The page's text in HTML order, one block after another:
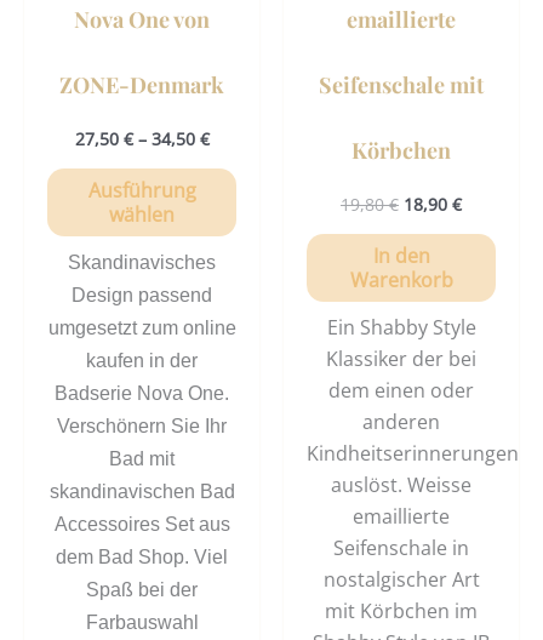
Nova One von
ZONE-Denmark
27,50 €– 34,50 €
Ausführung
wählen
Produktseite
Skandinavisches
Design passend
umgesetzt zum online
kaufen in der
Badserie Nova One.
Verschönern Sie Ihr
Bad mit
skandinavischen Bad
Accessoires Set aus
dem Bad Shop. Viel
Spaß bei der
Farbauswahl
emaillierte
Seifenschale mit
Körbchen
19,80€ 18,90 €
In den
Warenkorb
Ein Shabby Style
Klassiker der bei
dem einen oder
anderen
Kindheitserinnerungen
auslöst. Weisse
emaillierte
Seifenschale in
nostalgischer Art
mit Körbchen im